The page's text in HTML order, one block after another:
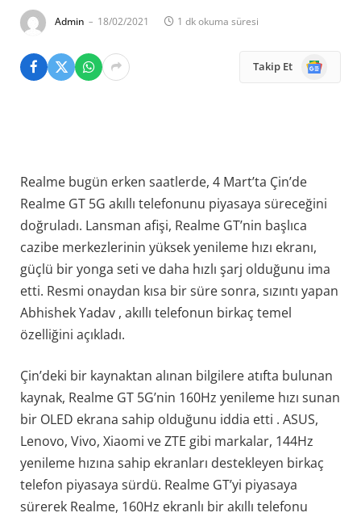
Admin 18/02/2021 1 dk okuma süresi
Takip Et
Google
News
Realme bugün erken saatlerde, 4 Mart’ta Çin’de
Realme GT 5G akıllı telefonunu piyasaya süreceğini
doğruladı. Lansman afişi, Realme GT’nin başlıca
cazibe merkezlerinin yüksek yenileme hızı ekranı,
güçlü bir yonga seti ve daha hızlı şarj olduğunu ima
etti. Resmi onaydan kısa bir süre sonra, sızıntı yapan
Abhishek Yadav , akıllı telefonun birkaç temel
özelliğini açıkladı.
Çin’deki bir kaynaktan alınan bilgilere atıfta bulunan
kaynak, Realme GT 5G’nin 160Hz yenileme hızı sunan
bir OLED ekrana sahip olduğunu iddia etti . ASUS,
Lenovo, Vivo, Xiaomi ve ZTE gibi markalar, 144Hz
yenileme hızına sahip ekranları destekleyen birkaç
telefon piyasaya sürdü. Realme GT’yi piyasaya
sürerek Realme, 160Hz ekranlı bir akıllı telefonu